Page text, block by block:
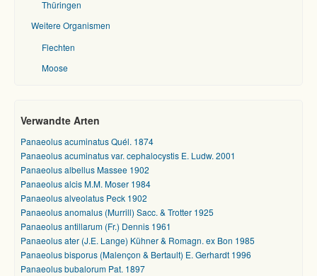
Thüringen
Weitere Organismen
Flechten
Moose
Verwandte Arten
Panaeolus acuminatus Quél. 1874
Panaeolus acuminatus var. cephalocystis E. Ludw. 2001
Panaeolus albellus Massee 1902
Panaeolus alcis M.M. Moser 1984
Panaeolus alveolatus Peck 1902
Panaeolus anomalus (Murrill) Sacc. & Trotter 1925
Panaeolus antillarum (Fr.) Dennis 1961
Panaeolus ater (J.E. Lange) Kühner & Romagn. ex Bon 1985
Panaeolus bisporus (Malençon & Bertault) E. Gerhardt 1996
Panaeolus bubalorum Pat. 1897